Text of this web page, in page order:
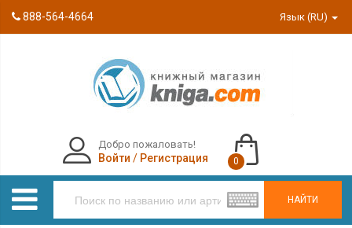
888-564-4664 Язык (RU)
НАЙТИ
Добро пожаловать!
Войти / Регистрация 0